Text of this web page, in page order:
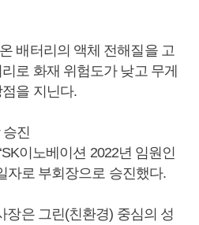
배터리의 액체 전해질을 고
로 화재 위험도가 낮고 무게
을 지닌다.
진
이노베이션 2022년 임원인
자로 부회장으로 승진했다.
장은 그린(친환경) 중심의 성